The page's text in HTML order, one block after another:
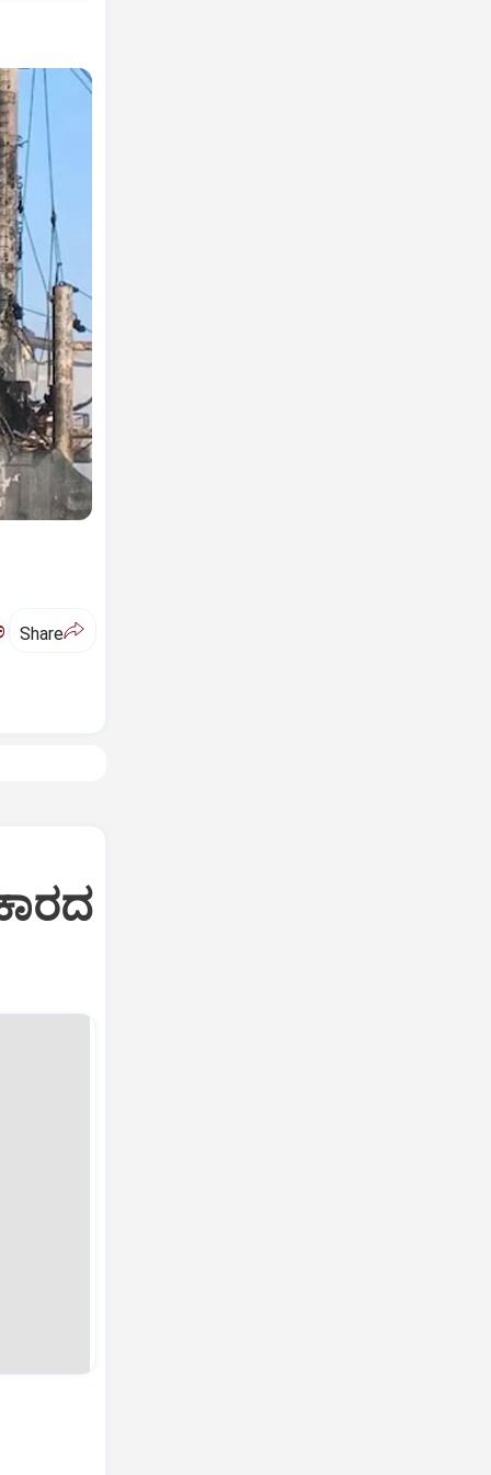
Share